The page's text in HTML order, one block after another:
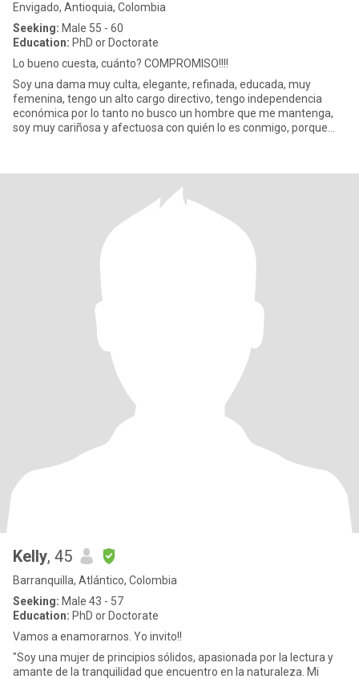
Envigado, Antioquia, Colombia
Seeking: Male 55 - 60
Education: PhD or Doctorate
Lo bueno cuesta, cuánto? COMPROMISO!!!!
Soy una dama muy culta, elegante, refinada, educada, muy
femenina, tengo un alto cargo directivo, tengo independencia
económica por lo tanto no busco un hombre que me mantenga,
soy muy cariñosa y afectuosa con quién lo es conmigo, porque
Kelly, 45
Barranquilla, Atlántico, Colombia
Seeking: Male 43 - 57
Education: PhD or Doctorate
Vamos a enamorarnos. Yo invito!!
"Soy una mujer de principios sólidos, apasionada por la lectura y
amante de la tranquilidad que encuentro en la naturaleza. Mi